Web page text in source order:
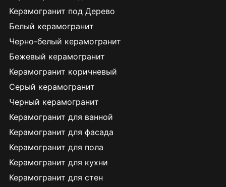
Керамогранит под Дерево
Белый керамогранит
Черно-белый керамогранит
Бежевый керамогранит
Керамогранит коричневый
Серый керамогранит
Черный керамогранит
Керамогранит для ванной
Керамогранит для фасада
Керамогранит для пола
Керамогранит для кухни
Керамогранит для стен